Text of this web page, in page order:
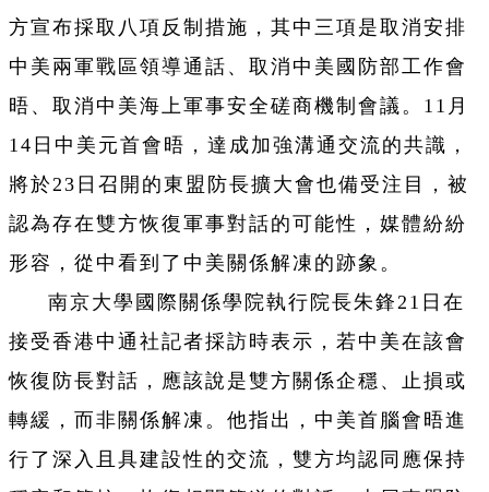
方宣布採取八項反制措施，其中三項是取消安排
中美兩軍戰區領導通話、取消中美國防部工作會
晤、取消中美海上軍事安全磋商機制會議。11月
14日中美元首會晤，達成加強溝通交流的共識，
將於23日召開的東盟防長擴大會也備受注目，被
認為存在雙方恢復軍事對話的可能性，媒體紛紛
形容，從中看到了中美關係解凍的跡象。
南京大學國際關係學院執行院長朱鋒21日在
接受香港中通社記者採訪時表示，若中美在該會
恢復防長對話，應該說是雙方關係企穩、止損或
轉緩，而非關係解凍。他指出，中美首腦會晤進
行了深入且具建設性的交流，雙方均認同應保持